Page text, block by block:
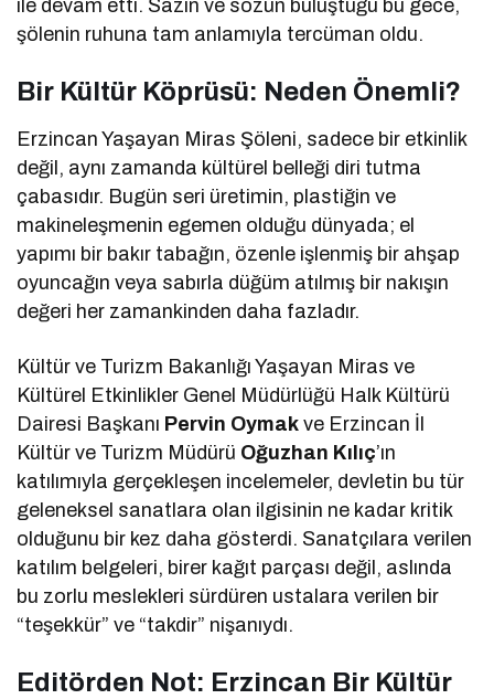
ile devam etti. Sazın ve sözün buluştuğu bu gece,
şölenin ruhuna tam anlamıyla tercüman oldu.
Bir Kültür Köprüsü: Neden Önemli?
Erzincan Yaşayan Miras Şöleni, sadece bir etkinlik
değil, aynı zamanda kültürel belleği diri tutma
çabasıdır. Bugün seri üretimin, plastiğin ve
makineleşmenin egemen olduğu dünyada; el
yapımı bir bakır tabağın, özenle işlenmiş bir ahşap
oyuncağın veya sabırla düğüm atılmış bir nakışın
değeri her zamankinden daha fazladır.
Kültür ve Turizm Bakanlığı Yaşayan Miras ve
Kültürel Etkinlikler Genel Müdürlüğü Halk Kültürü
Dairesi Başkanı Pervin Oymak ve Erzincan İl
Kültür ve Turizm Müdürü Oğuzhan Kılıç’ın
katılımıyla gerçekleşen incelemeler, devletin bu tür
geleneksel sanatlara olan ilgisinin ne kadar kritik
olduğunu bir kez daha gösterdi. Sanatçılara verilen
katılım belgeleri, birer kağıt parçası değil, aslında
bu zorlu meslekleri sürdüren ustalara verilen bir
“teşekkür” ve “takdir” nişanıydı.
Editörden Not: Erzincan Bir Kültür